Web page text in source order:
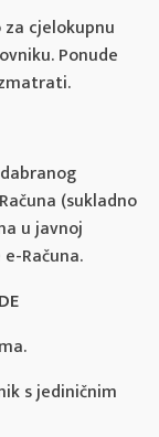
cjelokupnu
Ponude
(sukladno
u javnoj
Računa.
s jediničnim